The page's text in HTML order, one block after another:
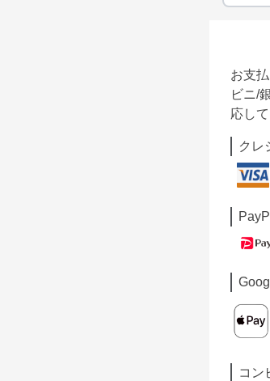
お支
ビニ/
応して
クレ
コン